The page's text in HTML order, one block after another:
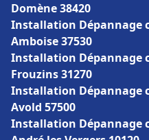
Domène 38420
Installation Dépannage
Amboise 37530
Installation Dépannage
Frouzins 31270
Installation Dépannage
Avold 57500
Installation Dépannage